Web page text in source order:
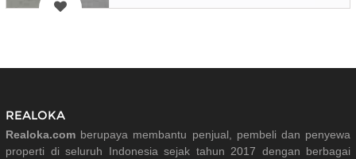
REALOKA
Realoka.com berupaya membantu penjual, pembeli dan penyewa
properti di seluruh Indonesia sejak tahun 2017 dengan berbagai